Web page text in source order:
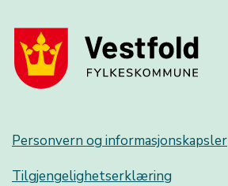
Personvern og informasjonskapsler
Tilgjengelighetserklæring